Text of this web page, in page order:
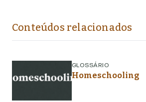
Conteúdos relacionados
GLOSSÁRIO
Homeschooling